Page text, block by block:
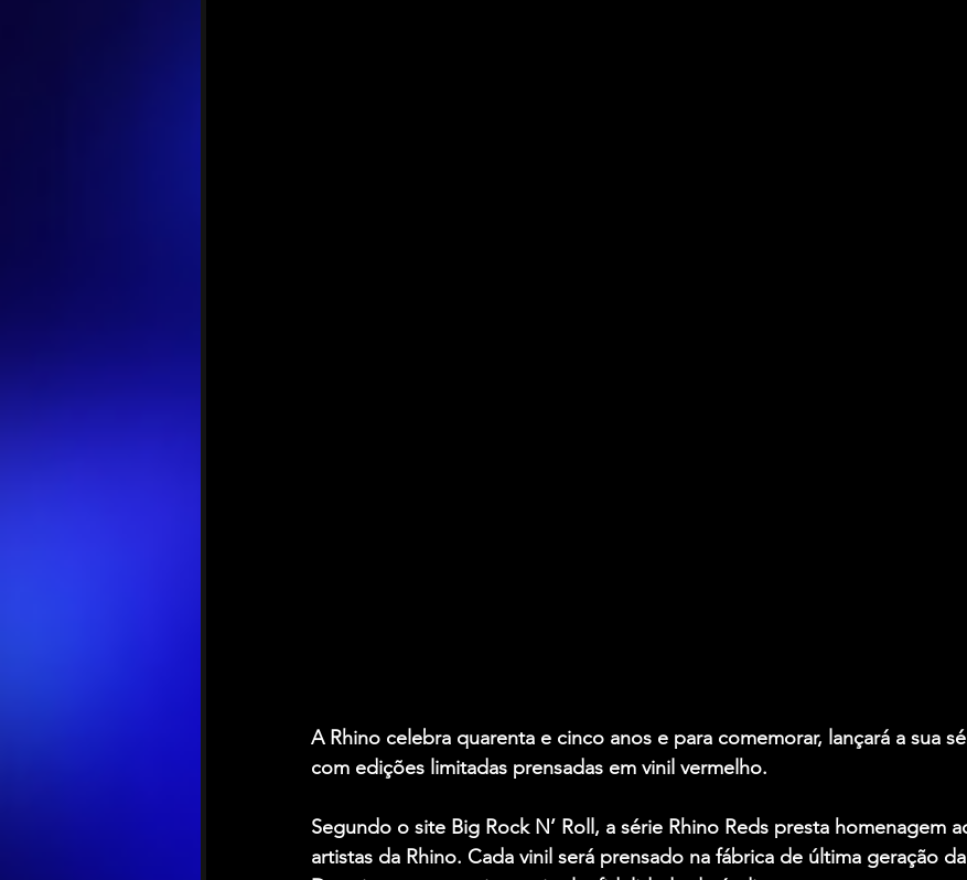
A Rhino celebra quarenta e cinco anos e para comemorar, lançará a sua
com edições limitadas prensadas em vinil vermelho.
Segundo o site Big Rock N’ Roll, a série Rhino Reds presta homenagem
artistas da Rhino. Cada vinil será prensado na fábrica de última geração